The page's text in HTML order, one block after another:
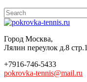
Город Москва,
Лялин переулок д.8 стр.1
+7916-746-5433
pokrovka-tennis@mail.ru